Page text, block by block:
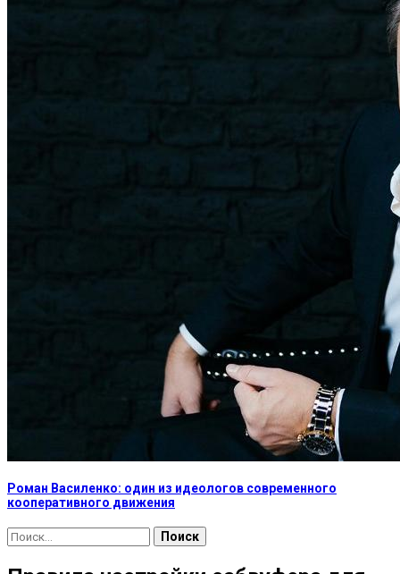
Роман Василенко: один из идеологов современного
кооперативного движения
Найти: